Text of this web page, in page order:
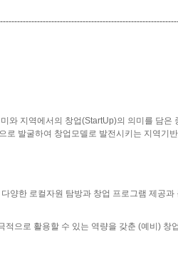
와 지역에서의 창업(StartUp)의 의미를 담은
로 발굴하여 창업모델로 발전시키는 지역기
양한 로컬자원 탐방과 창업 프로그램 제공과
으로 활용할 수 있는 역량을 갖춘 (예비) 창